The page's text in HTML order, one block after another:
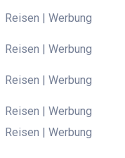
Reisen | Werbung
Reisen | Werbung
Reisen | Werbung
Reisen | Werbung
Reisen | Werbung